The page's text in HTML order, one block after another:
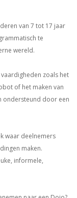
van 7 tot 17 jaar
te
wereld.
zoals het
of het maken van
ondersteund door een
waar deelnemers
maken.
informele,